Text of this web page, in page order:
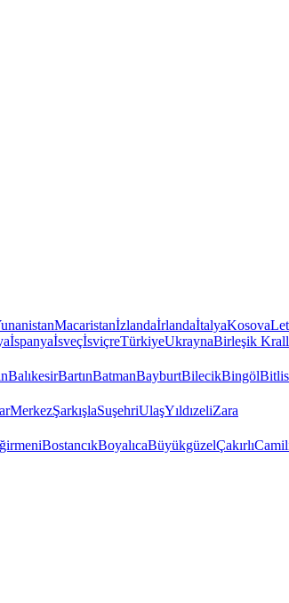
MacaristanİzlandaİrlandaİtalyaKosova
İspanyaİsveçİsviçreTürkiyeUkraynaBirleşik
BalıkesirBartınBatmanBayburtBilecikBingölBitlis
MerkezŞarkışlaSuşehriUlaşYıldızeliZara
BostancıkBoyalıcaBüyükgüzelÇakırlı